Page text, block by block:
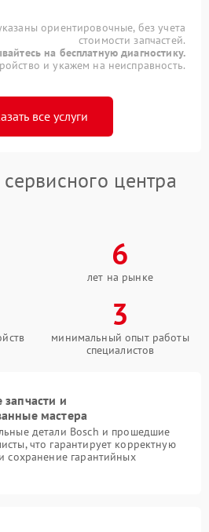
ориентировочные, без учета
стоимости запчастей.
на бесплатную диагностику.
и укажем на неисправность.
все услуги
центра
6
лет на рынке
3
минимальный опыт работы
специалистов
и
мастера
детали Bosch и прошедшие
что гарантирует корректную
сохранение гарантийных